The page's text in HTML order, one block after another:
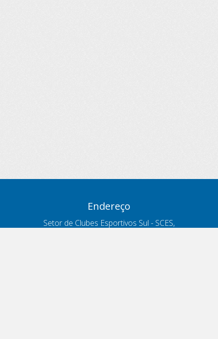
Endereço
Setor de Clubes Esportivos Sul - SCES,